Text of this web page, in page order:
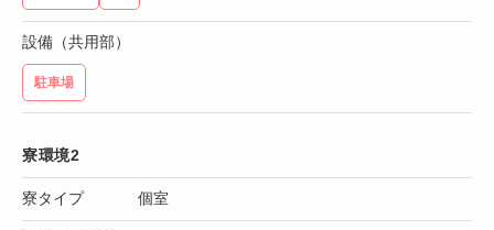
設備（共用部）
駐車場
寮環境2
寮タイプ 個室